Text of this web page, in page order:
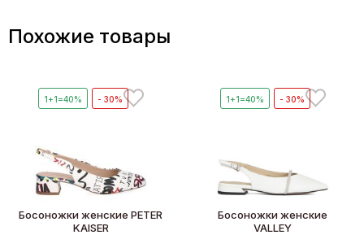
Похожие товары
1+1=40% - 30%
Босоножки женские PETER
KAISER
1+1=40% - 30%
Босоножки женские
VALLEY